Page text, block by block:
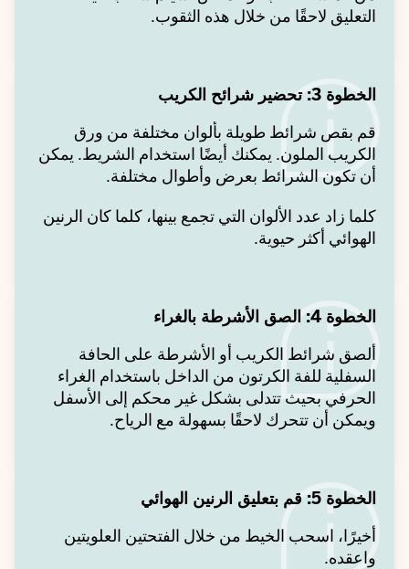
التعليق لاحقًا من خلال هذه الثقوب.
الخطوة 3: تحضير شرائح الكريب
قم بقص شرائط طويلة بألوان مختلفة من ورق
الكريب الملون. يمكنك أيضًا استخدام الشريط. يمكن
أن تكون الشرائط بعرض وأطوال مختلفة.
كلما زاد عدد الألوان التي تجمع بينها، كلما كان الرنين
الهوائي أكثر حيوية.
الخطوة 4: الصق الأشرطة بالغراء
ألصق شرائط الكريب أو الأشرطة على الحافة
السفلية للفة الكرتون من الداخل باستخدام الغراء
الحرفي بحيث تتدلى بشكل غير محكم إلى الأسفل
ويمكن أن تتحرك لاحقًا بسهولة مع الرياح.
الخطوة 5: قم بتعليق الرنين الهوائي
أخيرًا، اسحب الخيط من خلال الفتحتين العلويتين
واعقده.